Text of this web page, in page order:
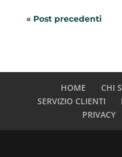
« Post precedenti
HOME CHI
SERVIZIO CLIENTI
PRIVACY